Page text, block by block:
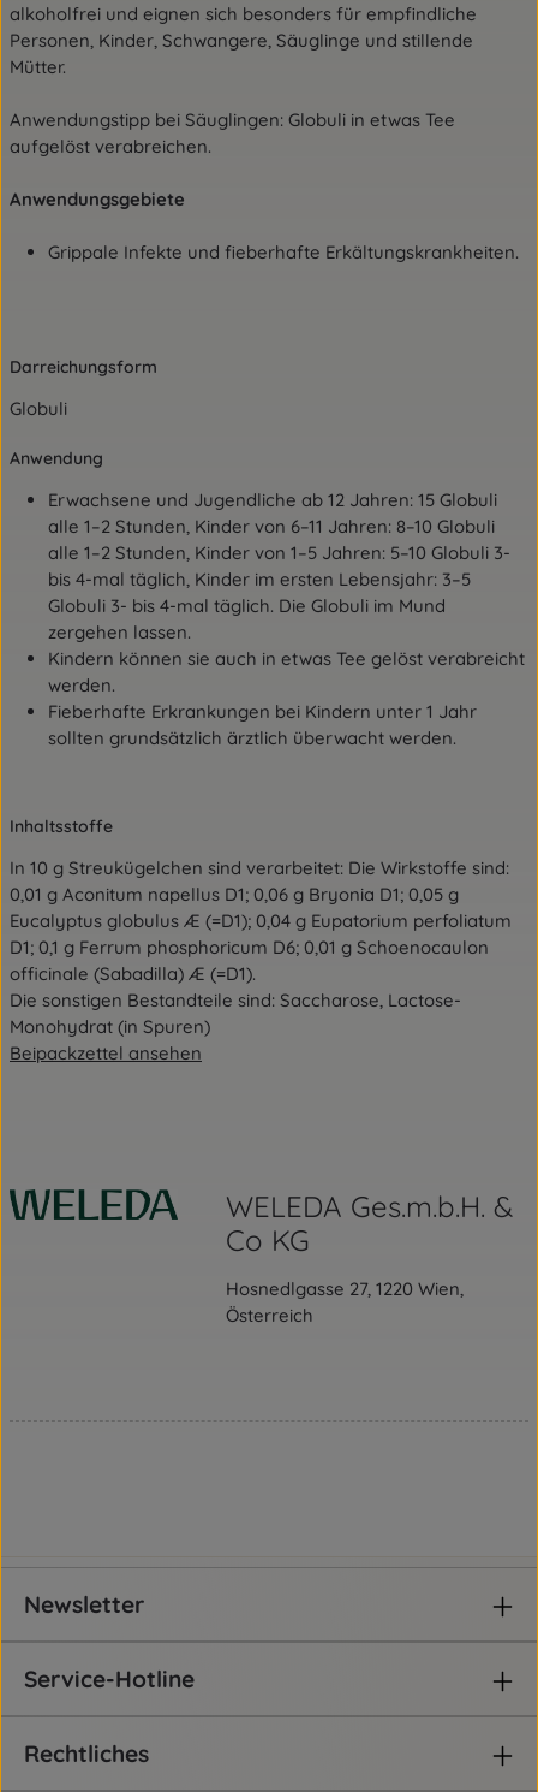
alkoholfrei und eignen sich besonders für empfindliche
Personen, Kinder, Schwangere, Säuglinge und stillende
Mütter.
Anwendungstipp bei Säuglingen: Globuli in etwas Tee
aufgelöst verabreichen.
Anwendungsgebiete
Grippale Infekte und fieberhafte Erkältungskrankheiten.
Darreichungsform
Globuli
Anwendung
Erwachsene und Jugendliche ab 12 Jahren: 15 Globuli
alle 1–2 Stunden, Kinder von 6–11 Jahren: 8–10 Globuli
alle 1–2 Stunden, Kinder von 1–5 Jahren: 5–10 Globuli 3-
bis 4-mal täglich, Kinder im ersten Lebensjahr: 3–5
Globuli 3- bis 4-mal täglich. Die Globuli im Mund
zergehen lassen.
Kindern können sie auch in etwas Tee gelöst verabreicht
werden.
Fieberhafte Erkrankungen bei Kindern unter 1 Jahr
sollten grundsätzlich ärztlich überwacht werden.
Inhaltsstoffe
In 10 g Streukügelchen sind verarbeitet: Die Wirkstoffe sind:
0,01 g Aconitum napellus D1; 0,06 g Bryonia D1; 0,05 g
Eucalyptus globulus Æ (=D1); 0,04 g Eupatorium perfoliatum
D1; 0,1 g Ferrum phosphoricum D6; 0,01 g Schoenocaulon
officinale (Sabadilla) Æ (=D1).
Die sonstigen Bestandteile sind: Saccharose, Lactose-
Monohydrat (in Spuren)
Beipackzettel ansehen
WELEDA Ges.m.b.H. &
Co KG
Hosnedlgasse 27, 1220 Wien,
Österreich
Newsletter
Service-Hotline
Rechtliches